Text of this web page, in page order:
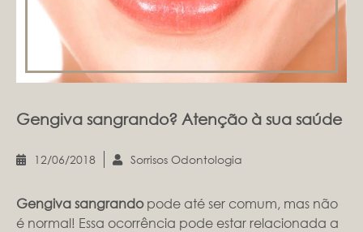
Gengiva sangrando? Atenção à sua saúde
12/06/2018 Sorrisos Odontologia
Gengiva sangrandopode até ser comum, mas não
é normal! Essa ocorrência pode estar relacionada a